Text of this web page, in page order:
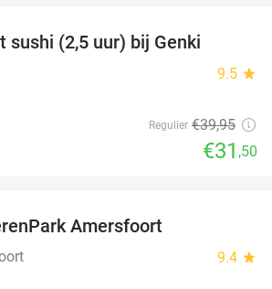
sushi (2,5 uur) bij Genki
9.5 star
Regulier €39,95
€31 ,50
Amersfoort
9.4 star